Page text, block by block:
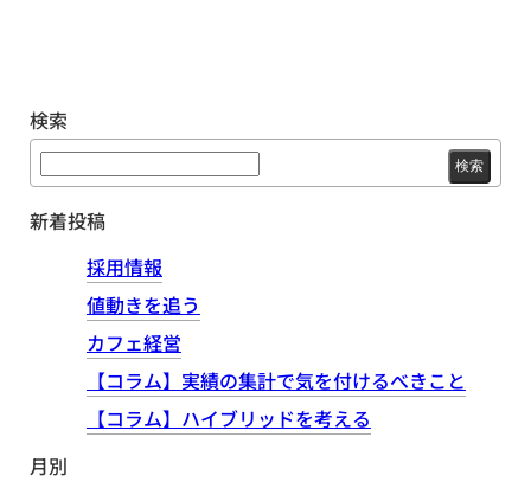
検索
検
索:
新着投稿
採用情報
値動きを追う
カフェ経営
【コラム】実績の集計で気を付けるべきこと
【コラム】ハイブリッドを考える
月別